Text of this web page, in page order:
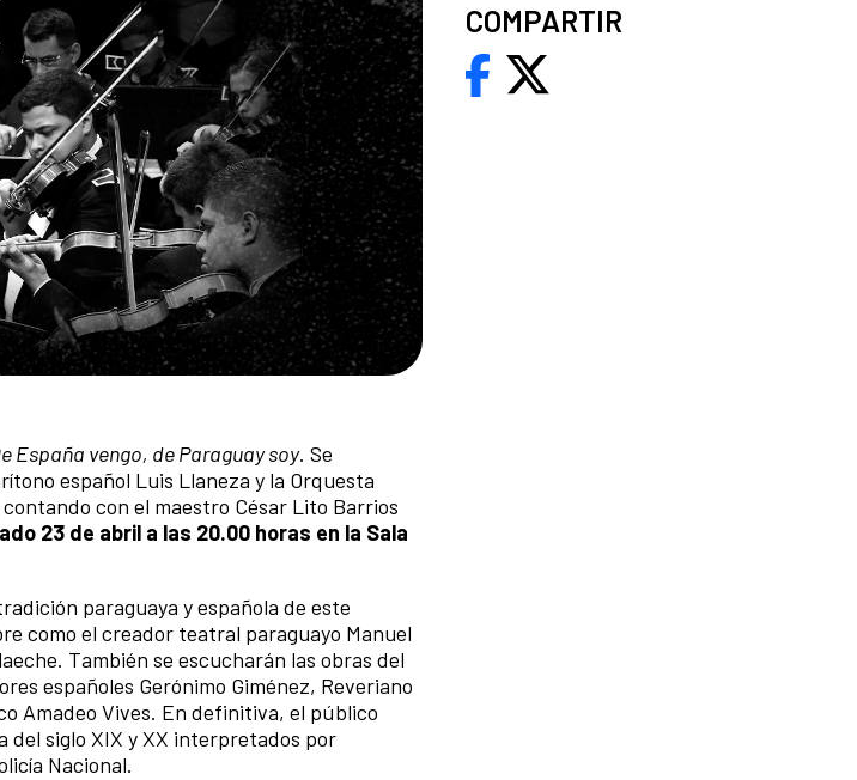
España vengo, de Paraguay soy. Se
español Luis Llaneza y la Orquesta
con el maestro César Lito Barrios
23 de abril a las 20.00 horas en la Sala
paraguaya y española de este
como el creador teatral paraguayo Manuel
También se escucharán las obras del
españoles Gerónimo Giménez, Reveriano
Amadeo Vives. En definitiva, el público
del siglo XIX y XX interpretados por
Nacional.
COMPARTIR